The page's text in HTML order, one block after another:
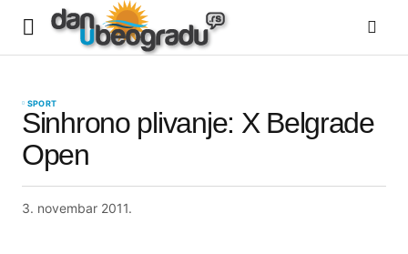
SPORT
Sinhrono plivanje: X Belgrade
Open
3. novembar 2011.